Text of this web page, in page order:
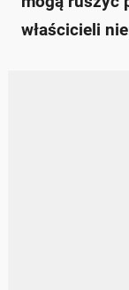
właścicieli